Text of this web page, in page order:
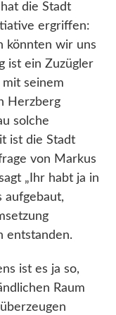
die Stadt
ergriffen:
könnten wir uns
ist ein Zuzügler
seinem
Herzberg
solche
ist die Stadt
von Markus
„Ihr habt ja in
aufgebaut,
entstanden.
ist es ja so,
Raum